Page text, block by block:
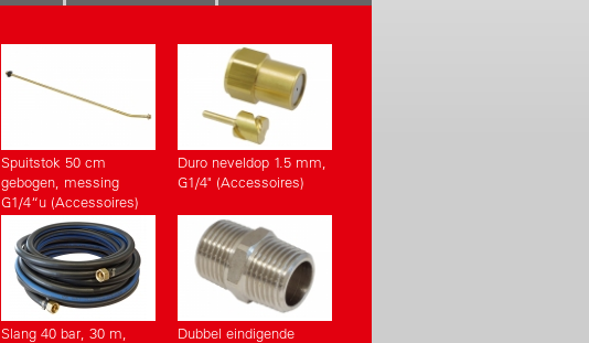
Spuitstok 50 cm
gebogen, messing
G1/4“u (Accessoires)
Duro neveldop 1.5 mm,
G1/4" (Accessoires)
Slang 40 bar, 30 m,
Dubbel eindigende